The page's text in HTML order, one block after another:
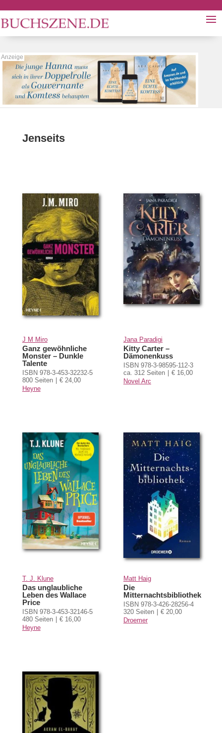
Jenseits
J M Miro
Ganz gewöhnliche
Monster – Dunkle
Talente
ISBN 978-3-453-32232-5
800 Seiten
€ 24,00
Heyne
Jana Paradigi
Kitty Carter –
Dämonenkuss
ISBN 978-3-98595-112-3
ca. 312 Seiten
€ 16,00
Novel Arc
T. J. Klune
Das unglaubliche
Leben des Wallace
Price
ISBN 978-3-453-32146-5
480 Seiten
€ 16,00
Heyne
Matt Haig
Die
Mitternachtsbibliothek
ISBN 978-3-426-28256-4
320 Seiten
€ 20,00
Droemer